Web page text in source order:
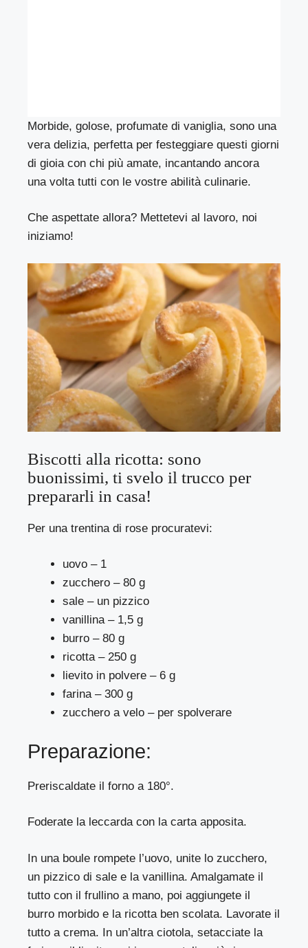
Morbide, golose, profumate di vaniglia, sono una
vera delizia, perfetta per festeggiare questi giorni
di gioia con chi più amate, incantando ancora
una volta tutti con le vostre abilità culinarie.
Che aspettate allora? Mettetevi al lavoro, noi
iniziamo!
Biscotti alla ricotta: sono
buonissimi, ti svelo il trucco per
prepararli in casa!
Per una trentina di rose procuratevi:
uovo – 1
zucchero – 80 g
sale – un pizzico
vanillina – 1,5 g
burro – 80 g
ricotta – 250 g
lievito in polvere – 6 g
farina – 300 g
zucchero a velo – per spolverare
Preparazione:
Preriscaldate il forno a 180°.
Foderate la leccarda con la carta apposita.
In una boule rompete l’uovo, unite lo zucchero,
un pizzico di sale e la vanillina. Amalgamate il
tutto con il frullino a mano, poi aggiungete il
burro morbido e la ricotta ben scolata. Lavorate il
tutto a crema. In un’altra ciotola, setacciate la